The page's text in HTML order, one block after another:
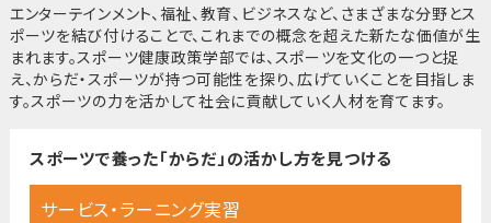
エンターテインメント、福祉、教育、ビジネスなど、さまざまな分野とス
ポーツを結び付けることで、これまでの概念を超えた新たな価値が生
まれます。スポーツ健康政策学部では、スポーツを文化の一つと捉
え、からだ・スポーツが持つ可能性を探り、広げていくことを目指しま
す。スポーツの力を活かして社会に貢献していく人材を育てます。
スポーツで養った「からだ」の活かし方を見つける
サービス・ラーニング実習